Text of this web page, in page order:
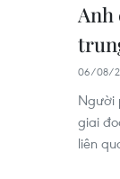
Anh
06/08/
Người
giai
liên